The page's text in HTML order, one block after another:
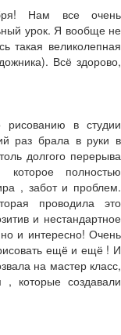
Нам все очень
урок. Я вообще не
такая великолепная
Всё здорово,
рисованию в студии
раз брала в руки в
долгого перерыва
полностью
, забот и проблем.
проводила это
и нестандартное
и интересно! Очень
ещё и ещё ! И
на мастер класс,
, которые создавали